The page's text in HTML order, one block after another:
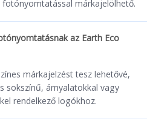
fotónyomtatással márkajelölhető.
az Earth Eco
márkajelzést tesz lehetővé,
sokszínű, árnyalatokkal vagy
rendelkező logókhoz.